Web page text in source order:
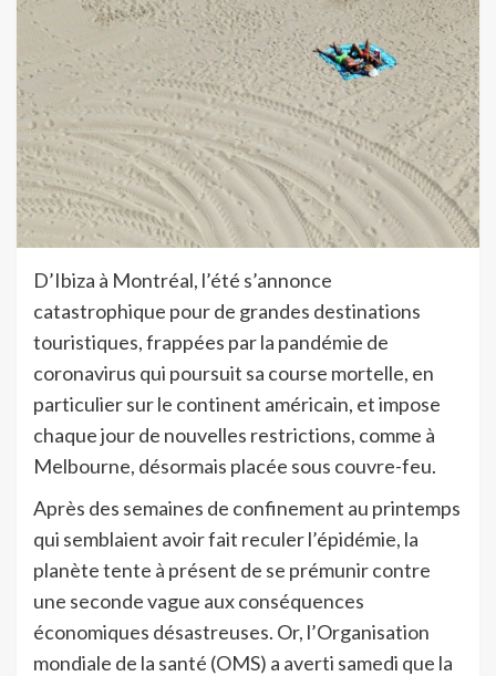
D’Ibiza à Montréal, l’été s’annonce
catastrophique pour de grandes destinations
touristiques, frappées par la pandémie de
coronavirus qui poursuit sa course mortelle, en
particulier sur le continent américain, et impose
chaque jour de nouvelles restrictions, comme à
Melbourne, désormais placée sous couvre-feu.
Après des semaines de confinement au printemps
qui semblaient avoir fait reculer l’épidémie, la
planète tente à présent de se prémunir contre
une seconde vague aux conséquences
économiques désastreuses. Or, l’Organisation
mondiale de la santé (OMS) a averti samedi que la